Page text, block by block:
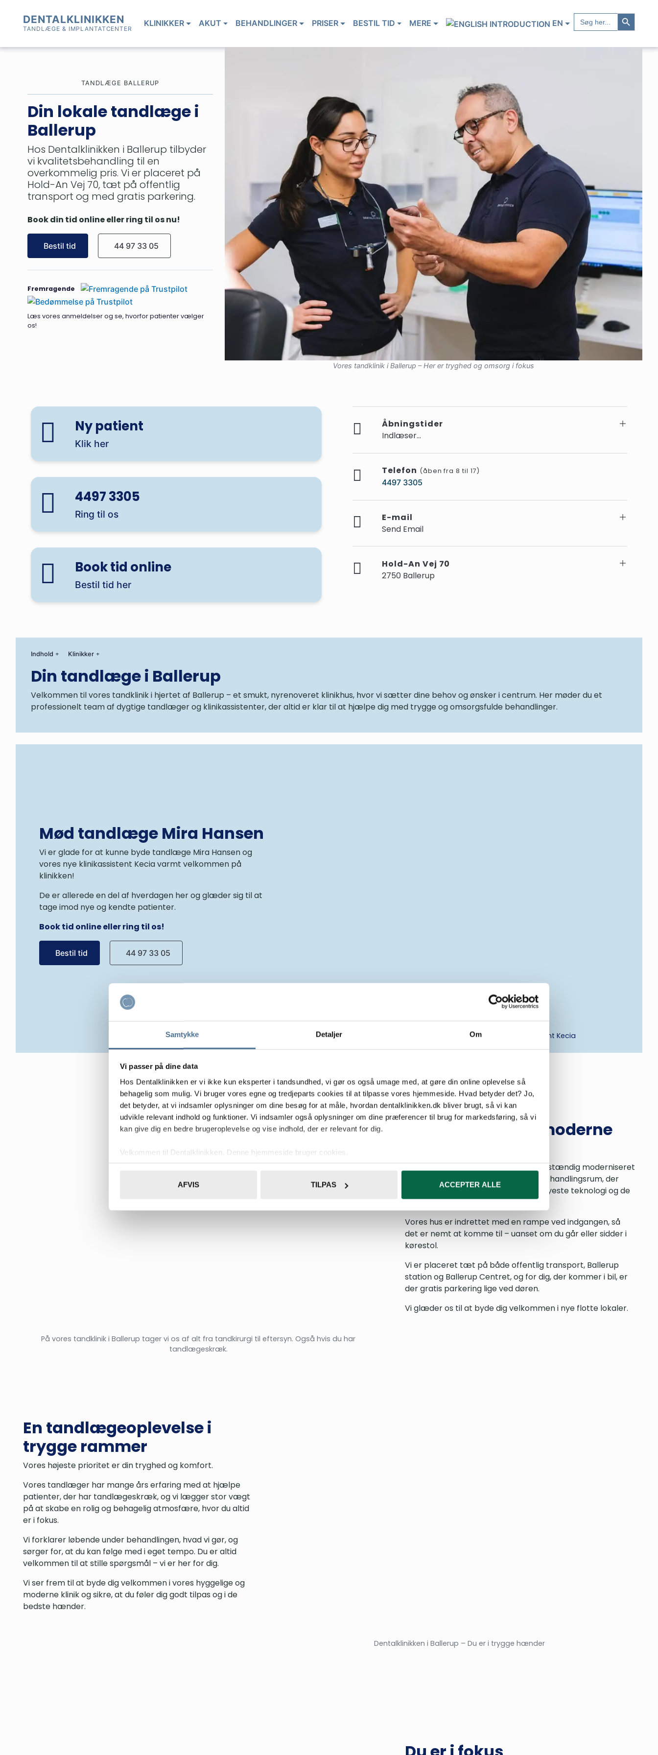
Samtykke Detaljer Om
Vi passer på dine data
Hos Dentalklinikken er vi ikke kun eksperter i tandsundhed, vi gør os også umage med, at gøre din online oplevelse så
behagelig som mulig. Vi bruger vores egne og tredjeparts cookies til at tilpasse vores hjemmeside. Hvad betyder det? Jo,
det betyder, at vi indsamler oplysninger om dine besøg for at måle, hvordan dentalklinikken.dk bliver brugt, så vi kan
udvikle relevant indhold og funktioner. Vi indsamler også oplysninger om dine præferencer til brug for markedsføring, så vi
kan give dig en bedre brugeroplevelse og vise indhold, der er relevant for dig.
Velkommen til Dentalklinikken. Denne hjemmeside bruger cookies.
Vi bruger cookies til at tilpasse vores indhold og annoncer, til at vise dig funktioner til sociale medier og til at analysere
annonceringspartnere og analysepartnere. Vores partnere kan kombinere disse data med andre oplysninger, du har givet
AFVIS TILPAS ACCEPTER ALLE
content
DENTALKLINIKKEN
TANDLÆGE & IMPLANTATCENTER
KLINIKKER AKUT BEHANDLINGER PRISER BESTIL TID MERE EN
Search
for:
Search Button
TANDLÆGE BALLERUP
Din lokale tandlæge i
Ballerup
Hos Dentalklinikken i Ballerup tilbyder
vi kvalitetsbehandling til en
overkommelig pris. Vi er placeret på
Hold-An Vej 70, tæt på offentlig
transport og med gratis parkering.
Book din tid online eller ring til os nu!
Bestil tid 44 97 33 05
Fremragende
Læs vores anmeldelser og se, hvorfor patienter vælger
os!
Vores tandklinik i Ballerup – Her er tryghed og omsorg i fokus
Ny patient
Klik her
4497 3305
Ring til os
Book tid online
Bestil tid her
Åbningstider
Indlæser...
Telefon (åben fra 8 til 17)
4497 3305
E-mail
Send Email
Hold-An Vej 70
2750 Ballerup
Indhold Klinikker
Din tandlæge i Ballerup
Velkommen til vores tandklinik i hjertet af Ballerup – et smukt, nyrenoveret klinikhus, hvor vi sætter dine behov og ønsker i centrum. Her møder du et
professionelt team af dygtige tandlæger og klinikassistenter, der altid er klar til at hjælpe dig med trygge og omsorgsfulde behandlinger.
Mød tandlæge Mira Hansen
Vi er glade for at kunne byde tandlæge Mira Hansen og
vores nye klinikassistent Kecia varmt velkommen på
klinikken!
De er allerede en del af hverdagen her og glæder sig til at
tage imod nye og kendte patienter.
Book tid online eller ring til os!
Bestil tid 44 97 33 05
Velkommen til tandlæge Mira Hansen (th) og klinikassistent Kecia
På vores tandklinik i Ballerup tager vi os af alt fra tandkirurgi til eftersyn. Også hvis du har
tandlægeskræk.
Nem adgang og moderne
Tandklinikken i Ballerup er blevet fuldstændig moderniseret
og rummer nu flere specialiserede behandlingsrum, der
giver os mulighed for at tilbyde den nyeste teknologi og de
bedste behandlingsmuligheder.
Vores hus er indrettet med en rampe ved indgangen, så
det er nemt at komme til – uanset om du går eller sidder i
kørestol.
Vi er placeret tæt på både offentlig transport, Ballerup
station og Ballerup Centret, og for dig, der kommer i bil, er
der gratis parkering lige ved døren.
Vi glæder os til at byde dig velkommen i nye flotte lokaler.
En tandlægeoplevelse i
trygge rammer
Vores højeste prioritet er din tryghed og komfort.
Vores tandlæger har mange års erfaring med at hjælpe
patienter, der har tandlægeskræk, og vi lægger stor vægt
på at skabe en rolig og behagelig atmosfære, hvor du altid
er i fokus.
Vi forklarer løbende under behandlingen, hvad vi gør, og
sørger for, at du kan følge med i eget tempo. Du er altid
velkommen til at stille spørgsmål – vi er her for dig.
Vi ser frem til at byde dig velkommen i vores hyggelige og
moderne klinik og sikre, at du føler dig godt tilpas og i de
bedste hænder.
Dentalklinikken i Ballerup – Du er i trygge hænder